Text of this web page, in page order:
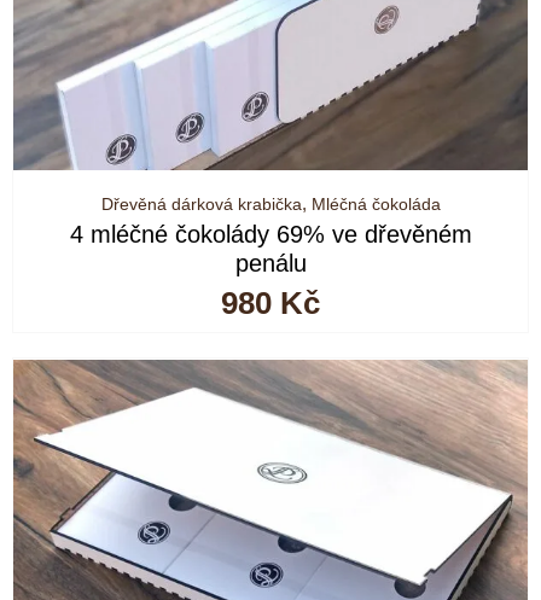
Dřevěná dárková krabička, Mléčná čokoláda
4 mléčné čokolády 69% ve dřevěném
penálu
980 Kč